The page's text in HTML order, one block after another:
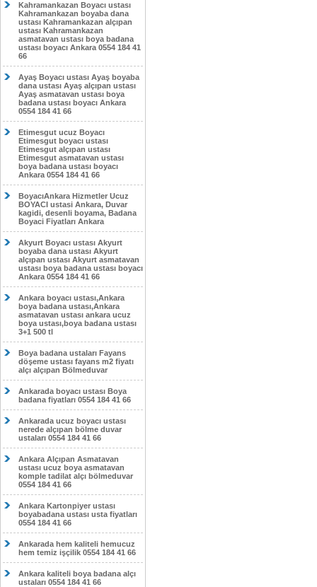
Kahramankazan Boyacı ustası
Kahramankazan boyaba dana
ustası Kahramankazan alçıpan
ustası Kahramankazan
asmatavan ustası boya badana
ustası boyacı Ankara 0554 184 41
66
Ayaş Boyacı ustası Ayaş boyaba
dana ustası Ayaş alçıpan ustası
Ayaş asmatavan ustası boya
badana ustası boyacı Ankara
0554 184 41 66
Etimesgut ucuz Boyacı
Etimesgut boyacı ustası
Etimesgut alçıpan ustası
Etimesgut asmatavan ustası
boya badana ustası boyacı
Ankara 0554 184 41 66
BoyacıAnkara Hizmetler Ucuz
BOYACI ustasi Ankara, Duvar
kagidi, desenli boyama, Badana
Boyaci Fiyatları Ankara
Akyurt Boyacı ustası Akyurt
boyaba dana ustası Akyurt
alçıpan ustası Akyurt asmatavan
ustası boya badana ustası boyacı
Ankara 0554 184 41 66
Ankara boyacı ustası,Ankara
boya badana ustası,Ankara
asmatavan ustası ankara ucuz
boya ustası,boya badana ustası
3+1 500 tl
Boya badana ustaları Fayans
döşeme ustası fayans m2 fiyatı
alçı alçıpan Bölmeduvar
Ankarada boyacı ustası Boya
badana fiyatları 0554 184 41 66
Ankarada ucuz boyacı ustası
nerede alçıpan bölme duvar
ustaları 0554 184 41 66
Ankara Alçıpan Asmatavan
ustası ucuz boya asmatavan
komple tadilat alçı bölmeduvar
0554 184 41 66
Ankara Kartonpiyer ustası
boyabadana ustası usta fiyatları
0554 184 41 66
Ankarada hem kaliteli hemucuz
hem temiz işçilik 0554 184 41 66
Ankara kaliteli boya badana alçı
ustaları 0554 184 41 66